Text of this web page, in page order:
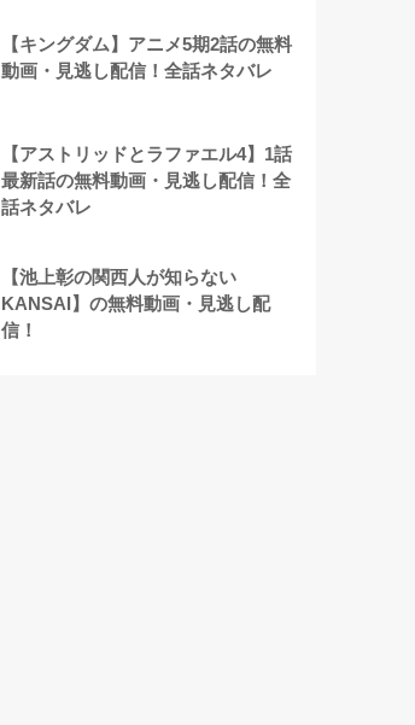
【キングダム】アニメ5期2話の無料
動画・見逃し配信！全話ネタバレ
【アストリッドとラファエル4】1話
最新話の無料動画・見逃し配信！全
話ネタバレ
【池上彰の関西人が知らない
KANSAI】の無料動画・見逃し配
信！